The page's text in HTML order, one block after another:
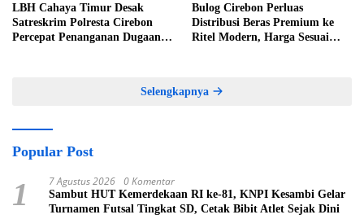
LBH Cahaya Timur Desak
Satreskrim Polresta Cirebon
Percepat Penanganan Dugaan
Bulog Cirebon Perluas
Distribusi Beras Premium ke
Ritel Modern, Harga Sesuai
Selengkapnya
Popular Post
1 7 Agustus 2026 0 Komentar
Sambut HUT Kemerdekaan RI ke-81, KNPI Kesambi Gelar
Turnamen Futsal Tingkat SD, Cetak Bibit Atlet Sejak Dini